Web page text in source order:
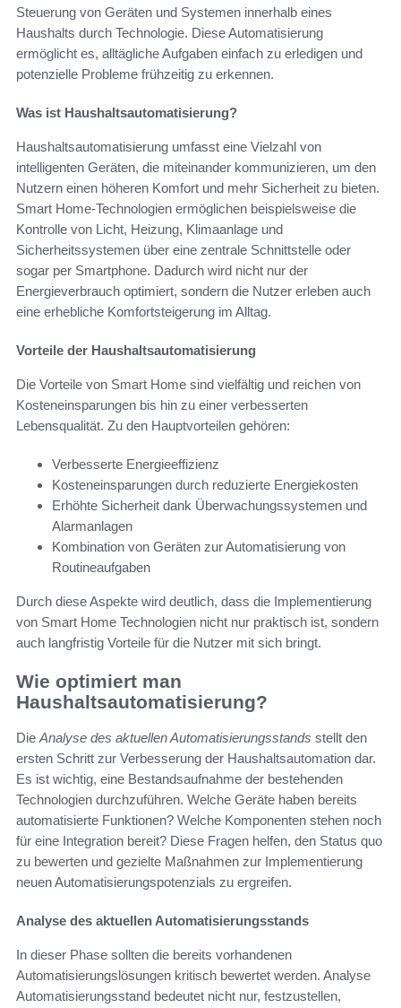
Steuerung von Geräten und Systemen innerhalb eines
Haushalts durch Technologie. Diese Automatisierung
ermöglicht es, alltägliche Aufgaben einfach zu erledigen und
potenzielle Probleme frühzeitig zu erkennen.
Was ist Haushaltsautomatisierung?
Haushaltsautomatisierung umfasst eine Vielzahl von
intelligenten Geräten, die miteinander kommunizieren, um den
Nutzern einen höheren Komfort und mehr Sicherheit zu bieten.
Smart Home-Technologien ermöglichen beispielsweise die
Kontrolle von Licht, Heizung, Klimaanlage und
Sicherheitssystemen über eine zentrale Schnittstelle oder
sogar per Smartphone. Dadurch wird nicht nur der
Energieverbrauch optimiert, sondern die Nutzer erleben auch
eine erhebliche Komfortsteigerung im Alltag.
Vorteile der Haushaltsautomatisierung
Die Vorteile von Smart Home sind vielfältig und reichen von
Kosteneinsparungen bis hin zu einer verbesserten
Lebensqualität. Zu den Hauptvorteilen gehören:
Verbesserte Energieeffizienz
Kosteneinsparungen durch reduzierte Energiekosten
Erhöhte Sicherheit dank Überwachungssystemen und
Alarmanlagen
Kombination von Geräten zur Automatisierung von
Routineaufgaben
Durch diese Aspekte wird deutlich, dass die Implementierung
von Smart Home Technologien nicht nur praktisch ist, sondern
auch langfristig Vorteile für die Nutzer mit sich bringt.
Wie optimiert man
Haushaltsautomatisierung?
Die Analyse des aktuellen Automatisierungsstands stellt den
ersten Schritt zur Verbesserung der Haushaltsautomation dar.
Es ist wichtig, eine Bestandsaufnahme der bestehenden
Technologien durchzuführen. Welche Geräte haben bereits
automatisierte Funktionen? Welche Komponenten stehen noch
für eine Integration bereit? Diese Fragen helfen, den Status quo
zu bewerten und gezielte Maßnahmen zur Implementierung
neuen Automatisierungspotenzials zu ergreifen.
Analyse des aktuellen Automatisierungsstands
In dieser Phase sollten die bereits vorhandenen
Automatisierungslösungen kritisch bewertet werden. Analyse
Automatisierungsstand bedeutet nicht nur, festzustellen,